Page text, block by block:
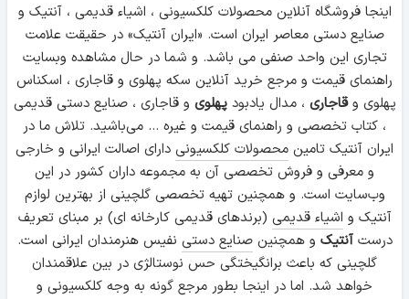
اینجا فروشگاه آنلاین محصولات کلکسیونی ، اشیاء قدیمی ، آنتیک و
صنایع دستی معاصر ایران است. «ایران آنتیک» در حقیقت علامت
تجاری این واحد صنفی می باشد. و شما در حال مشاهده وبسایت
راهنمای قیمت و مرجع خرید آنلاین سکه پهلوی و قاجاری ، اسکناس
پهلوی وقاجاری ، مدال یادبودپهلوی و قاجاری ، صنایع دستی قدیمی
، کتاب تخصصی و راهنمای قیمت و غیره ... می‌باشید. تلاش ما در
ایران آنتیک تامین محصولات کلکسیونی دارای اصالت ایرانی و خارجی
و معرفی و فروش تخصصی آن به مجموعه داران کشور در این
وب‌سایت است. و همچنین تهیه تخصصی گلچینی از بهترین لوازم
آنتیک و اشیاء قدیمی (برندهای قدیمی کارخانه ای) بر مبنای تعریف
درستآنتیک و همچنینصنایع دستی نفیس هنرمندان ایرانی است.
گلچینی که باعث برانگیختگی حس نوستالژی در بین علاقمندان
خواهد شد. اما در اینجا بطور مرجع گونه به وجه کلکسیونی و